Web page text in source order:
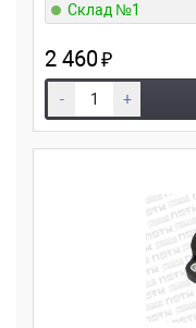
Склад №1
2 460₽
- +